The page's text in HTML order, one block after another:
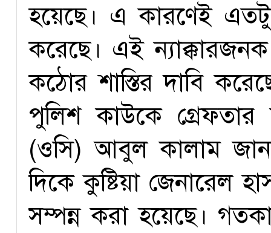
হয়েছে। এ কারণেই
করেছে। এই
কঠোর শাস্তির দাবি
পুলিশ কাউকে গ্রেফতার
(ওসি) আবুল কালাম
দিকে কুষ্টিয়া জেনারেল
সম্পন্ন করা হয়েছে।